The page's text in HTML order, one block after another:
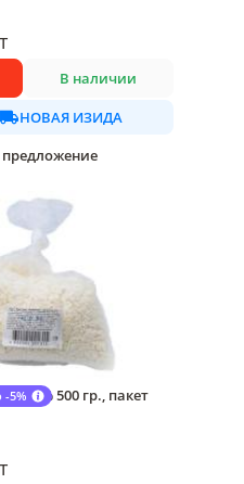
В наличии
НОВАЯ ИЗИДА
предложение
5%1,8% 500 гр., пакет